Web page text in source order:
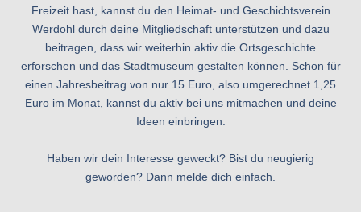
Freizeit hast, kannst du den Heimat- und Geschichtsverein
Werdohl durch deine Mitgliedschaft unterstützen und dazu
beitragen, dass wir weiterhin aktiv die Ortsgeschichte
erforschen und das Stadtmuseum gestalten können. Schon für
einen Jahresbeitrag von nur 15 Euro, also umgerechnet 1,25
Euro im Monat, kannst du aktiv bei uns mitmachen und deine
Ideen einbringen.
Haben wir dein Interesse geweckt? Bist du neugierig
geworden? Dann melde dich einfach.